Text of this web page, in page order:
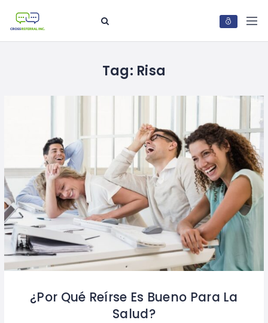
Tag: Risa
¿Por Qué Reírse Es Bueno Para La
Salud?